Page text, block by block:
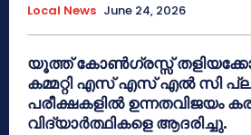
Local News June 24, 2026
യൂത്ത് കോൺഗ്രസ്സ്
കമ്മറ്റി എസ് എസ് എൽ സി
പരീക്ഷകളിൽ ഉന്നതവിജയം
വിദ്യാർത്ഥികളെ ആദരിച്ചു.